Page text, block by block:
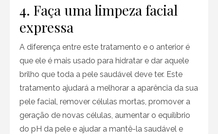
4. Faça uma limpeza facial
expressa
A diferença entre este tratamento e o anterior é
que ele é mais usado para hidratar e dar aquele
brilho que toda a pele saudável deve ter. Este
tratamento ajudará a melhorar a aparência da sua
pele facial, remover células mortas, promover a
geração de novas células, aumentar o equilíbrio
do pH da pele e ajudar a mantê-la saudável e